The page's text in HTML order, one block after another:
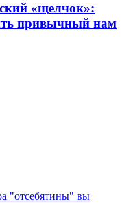
«щелчок»:
привычный нам
"отсебятины" вы